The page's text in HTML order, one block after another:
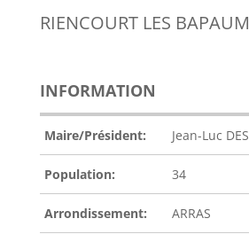
RIENCOURT LES
INFORMATION
Maire/Président: Jean-Luc
Population: 34
Arrondissement: ARRAS